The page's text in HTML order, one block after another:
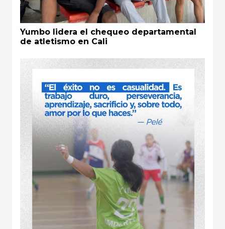
Yumbo lidera el chequeo departamental
de atletismo en Cali